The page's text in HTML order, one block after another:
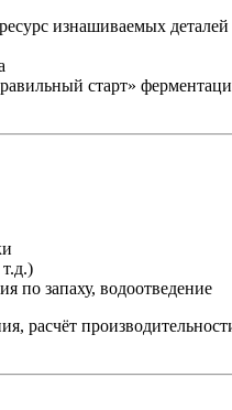
изнашиваемых деталей
старт»
по запаху, водоотведение
расчёт